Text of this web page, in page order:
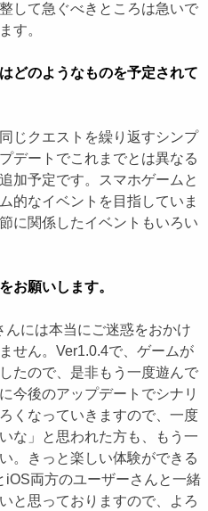
して急ぐべきところは急いで
す。
のようなものを予定されて
じクエストを繰り返すシンプ
デートでこれまでとは異なる
加予定です。スマホゲームと
的なイベントを目指していま
に関係したイベントもいろい
願いします。
んには本当にご迷惑をおかけ
せん。Ver1.0.4で、ゲームが
たので、是非もう一度遊んで
今後のアップデートでシナリ
くなっていきますので、一度
な」と思われた方も、もう一
。きっと楽しい体験ができる
両方のユーザーさんと一緒
と思っておりますので、よろ